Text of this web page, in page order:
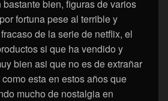
bastante bien, figuras de varios
fortuna pese al terrible y
de la serie de netflix, el
si que ha vendido y
bien asi que no es de extrañar
esta en estos años que
mucho de nostalgia en